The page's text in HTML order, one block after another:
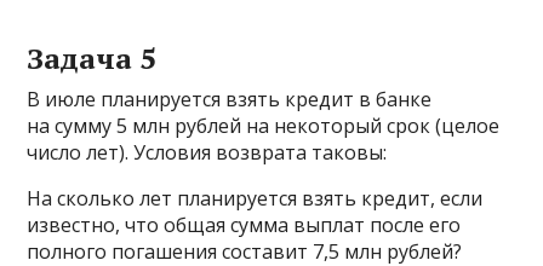
Задача 5
В июле планируется взять кредит в банке
на сумму 5 млн рублей на некоторый срок (целое
число лет). Условия возврата таковы:
На сколько лет планируется взять кредит, если
известно, что общая сумма выплат после его
полного погашения составит 7,5 млн рублей?